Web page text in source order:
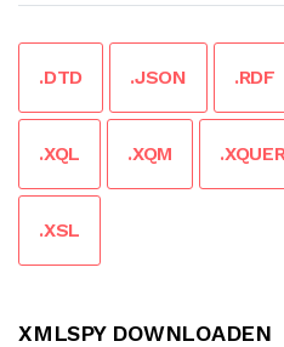
.DTD .JSON .RDF
.XQL .XQM
.XSL
XMLSPY DOWNLOADEN